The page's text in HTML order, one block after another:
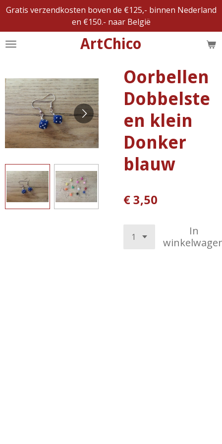
Ga
naar
de
ArtChico
Gratis verzendkosten boven de €125,- binnen Nederland
en €150.- naar België
Oorbellen
Dobbelste
en klein
Donker
blauw
€ 3,50
In